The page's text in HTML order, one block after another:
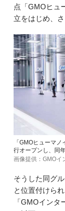
点「GMOヒュ
立をはじめ、
「GMOヒューマ
行オープンし、同
画像提供：GMOイ
そうした同グ
と位置付けら
「GMOイン